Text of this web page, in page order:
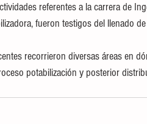
referentes a la carrera de
fueron testigos del llenado
recorrieron diversas áreas en
potabilización y posterior